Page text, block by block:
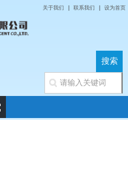
关于我们 联系我们 设为首页